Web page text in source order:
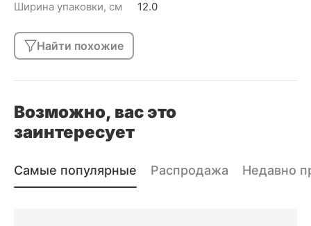
Ширина упаковки, см
12.0
Найти похожие
Возможно, вас это
заинтересует
Самые популярные Распродажа Недавно